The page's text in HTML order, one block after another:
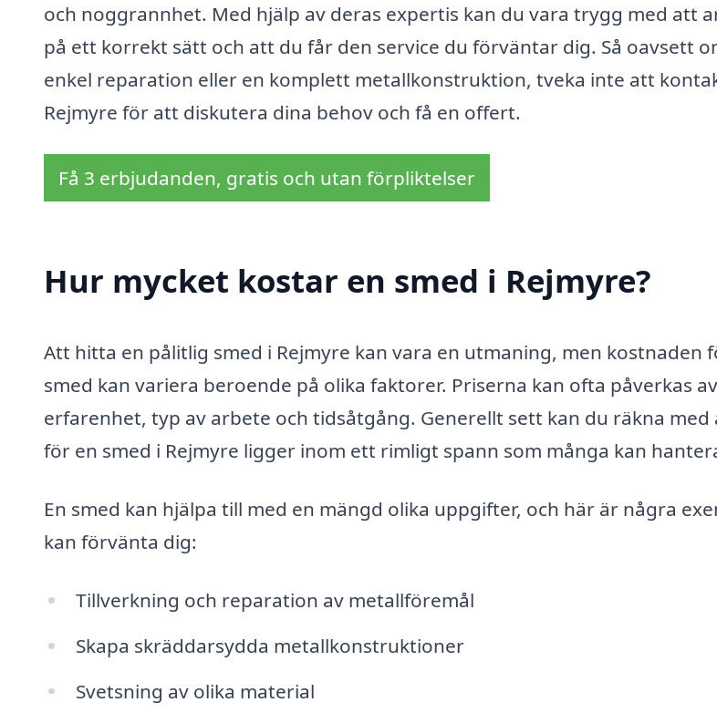
och noggrannhet. Med hjälp av deras expertis kan du vara trygg med att
på ett korrekt sätt och att du får den service du förväntar dig. Så oavsett
enkel reparation eller en komplett metallkonstruktion, tveka inte att
Rejmyre för att diskutera dina behov och få en offert.
Få 3 erbjudanden, gratis och utan förpliktelser
Hur mycket kostar en smed i Rejmyre?
Att hitta en pålitlig smed i Rejmyre kan vara en utmaning, men kostnaden
smed kan variera beroende på olika faktorer. Priserna kan ofta påverkas
erfarenhet, typ av arbete och tidsåtgång. Generellt sett kan du räkna
för en smed i Rejmyre ligger inom ett rimligt spann som många kan
En smed kan hjälpa till med en mängd olika uppgifter, och här är några
kan förvänta dig:
Tillverkning och reparation av metallföremål
Skapa skräddarsydda metallkonstruktioner
Svetsning av olika material